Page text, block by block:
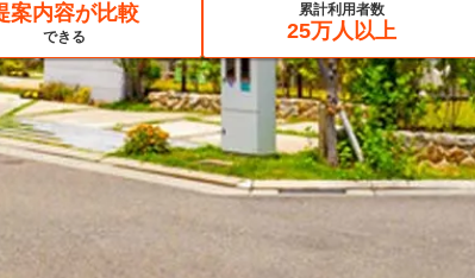
案内容が比較
できる
累計利用者数
25万人以上